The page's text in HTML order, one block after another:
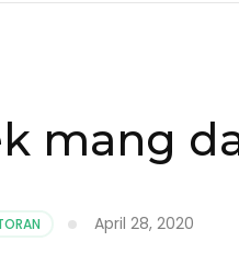
mang
April 28, 2020